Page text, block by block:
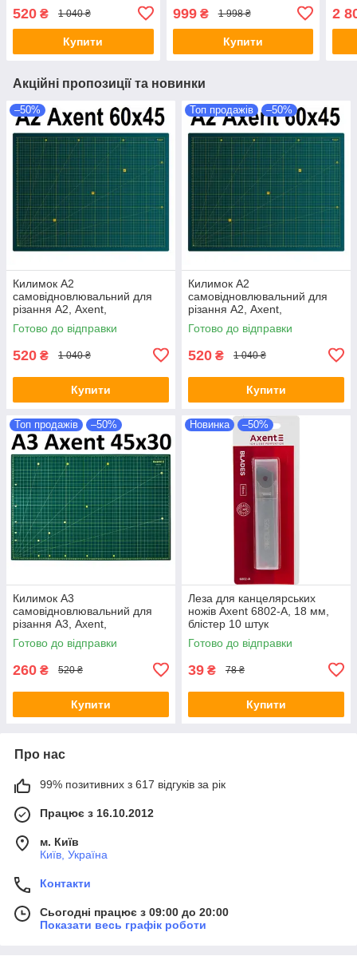
Самовідновлюється
килимок для різання
520 ₴ 1 040 ₴
Купити
Самовосстанавливающийся
коврик для резки
999₴ 1 998 ₴
Купити
дБі
2
Акційні пропозиції та новинки
–50%
Килимок A2
самовідновлювальний для
різання А2, Axent,
двосторонній,
Самовідновлюється килимок
Готово до відправки
520 ₴ 1 040 ₴
Купити
Топ продажів –50%
Килимок A2
самовідновлювальний для
різання А2, Axent,
Самовосстанавливающийся
коврик для резки
Готово до відправки
520 ₴ 1 040 ₴
Купити
Топ продажів –50%
Килимок A3
самовідновлювальний для
різання А3, Axent,
Самовідновлюється килимок
для різання
Готово до відправки
260 ₴ 520 ₴
Купити
Новинка –50%
Леза для канцелярських
ножів Axent 6802-A, 18 мм,
блістер 10 штук
Готово до відправки
39 ₴ 78 ₴
Купити
Про нас
99% позитивних з 617 відгуків за рік
Працює з 16.10.2012
м. Київ
Київ, Україна
Контакти
Сьогодні працює з 09:00 до 20:00
Показати весь графік роботи